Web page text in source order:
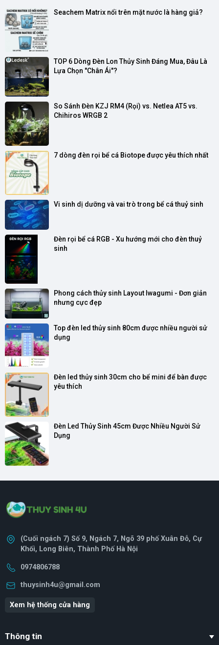
Seachem Matrix nổi trên mặt nước là hàng giả?
TOP 6 Dòng Đèn Lon Thủy Sinh Đáng Mua, Đâu Là
Lựa Chọn "Chân Ái"?
So Sánh Đèn KZJ RM4 (Rọi) vs. Netlea AT5 vs.
Chihiros WRGB 2
7 dòng đèn rọi bể cá Biotope được yêu thích nhất
Vi sinh dị dưỡng và vai trò trong bể cá thuỷ sinh
Đèn rọi bể cá RGB - Xu hướng mới cho đèn thuỷ
sinh
Phong cách thủy sinh Layout Iwagumi - Đơn giản
nhưng cực đẹp
Top đèn led thủy sinh 80cm được nhiều người sử
dụng
Đèn led thủy sinh 30cm cho bể mini để bàn được
yêu thích
Đèn Led Thủy Sinh 45cm Được Nhiều Người Sử
Dụng
(Cuối ngách 7) Số 9, Ngách 7, Ngõ 39 phố Xuân Đỗ, Cự
Khối, Long Biên, Thành Phố Hà Nội
0974806788
thuysinh4u@gmail.com
Xem hệ thống cửa hàng
Thông tin